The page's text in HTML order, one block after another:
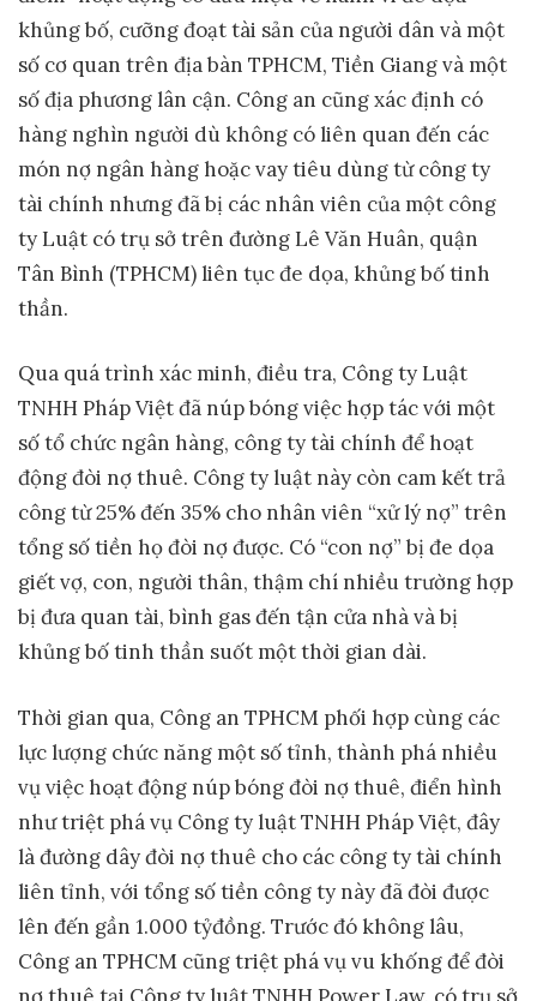
khủng bố, cưỡng đoạt tài sản của người dân và một
số cơ quan trên địa bàn TPHCM, Tiền Giang và một
số địa phương lân cận. Công an cũng xác định có
hàng nghìn người dù không có liên quan đến các
món nợ ngân hàng hoặc vay tiêu dùng từ công ty
tài chính nhưng đã bị các nhân viên của một công
ty Luật có trụ sở trên đường Lê Văn Huân, quận
Tân Bình (TPHCM) liên tục đe dọa, khủng bố tinh
thần.
Qua quá trình xác minh, điều tra, Công ty Luật
TNHH Pháp Việt đã núp bóng việc hợp tác với một
số tổ chức ngân hàng, công ty tài chính để hoạt
động đòi nợ thuê. Công ty luật này còn cam kết trả
công từ 25% đến 35% cho nhân viên “xử lý nợ” trên
tổng số tiền họ đòi nợ được. Có “con nợ” bị đe dọa
giết vợ, con, người thân, thậm chí nhiều trường hợp
bị đưa quan tài, bình gas đến tận cửa nhà và bị
khủng bố tinh thần suốt một thời gian dài.
Thời gian qua, Công an TPHCM phối hợp cùng các
lực lượng chức năng một số tỉnh, thành phá nhiều
vụ việc hoạt động núp bóng đòi nợ thuê, điển hình
như triệt phá vụ Công ty luật TNHH Pháp Việt, đây
là đường dây đòi nợ thuê cho các công ty tài chính
liên tỉnh, với tổng số tiền công ty này đã đòi được
lên đến gần 1.000 tỷđồng. Trước đó không lâu,
Công an TPHCM cũng triệt phá vụ vu khống để đòi